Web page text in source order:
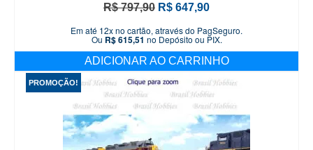
R$797,90 O
original
era:
R$ 797,90.
R$ 647,90O
atual
é:
R$ 647,90.
Em até 12x no cartão, através do PagSeguro.
Ou R$615,51 no Depósito ou PIX.
ADICIONAR AO CARRINHO
PROMOÇÃO!